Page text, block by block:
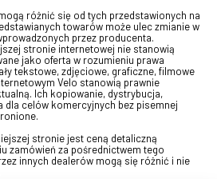
różnić się od tych przedstawionych na
towarów może ulec zmianie w
przez producenta.
stronie internetowej nie stanowią
jako oferta w rozumieniu prawa
tekstowe, zdjęciowe, graficzne, filmowe
Velo stanowią prawnie
Ich kopiowanie, dystrybucja,
dla celów komercyjnych bez pisemnej
stronie jest ceną detaliczną
zamówień za pośrednictwem tego
innych dealerów mogą się różnić i nie